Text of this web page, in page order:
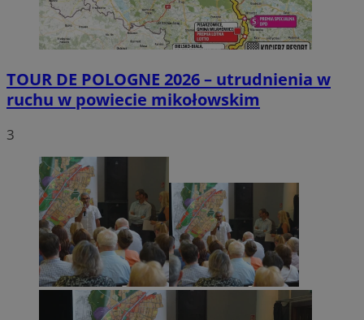
TOUR DE POLOGNE 2026 – utrudnienia w
ruchu w powiecie mikołowskim
3